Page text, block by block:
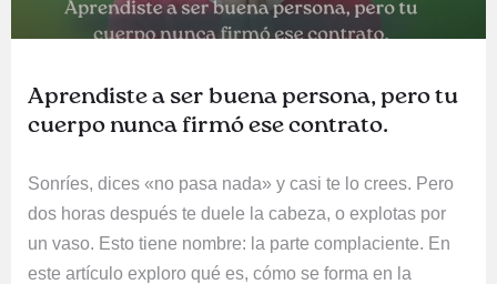
Aprendiste a ser buena persona, pero tu
cuerpo nunca firmó ese contrato.
Sonríes, dices «no pasa nada» y casi te lo crees. Pero
dos horas después te duele la cabeza, o explotas por
un vaso. Esto tiene nombre: la parte complaciente. En
este artículo exploro qué es, cómo se forma en la